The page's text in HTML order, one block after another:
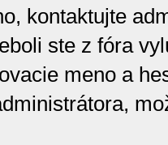
kontaktujte
ste z fóra
meno a